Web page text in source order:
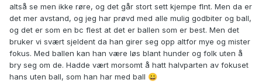
Du gjør helt rett i å tenke avstand. Jeg ville også vært ekstra
nøye med å ikke havne for tett på, spesielt med hunder han
allerede reagerer på. Rolige parallelle turer med trygge
hunder på god avstand kan være nyttigere enn vanlige
hilsesituasjoner.
Jeg har skrevet litt mer om dette her, som kan være relevant
altså se men ikke røre, og det går stort sett kjempe flnt. Men da er
det mer avstand, og jeg har prøvd med alle mulig godbiter og ball,
og det er som en bc flest at det er ballen som er best. Men det
bruker vi svært sjeldent da han girer seg opp altfor mye og mister
fokus. Med ballen kan han være løs blant hunder og folk uten å
bry seg om de. Hadde vært morsomt å hatt halvparten av fokuset
hans uten ball, som han har med ball 😀